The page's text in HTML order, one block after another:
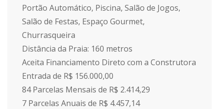
Portão Automático, Piscina, Salão de Jogos,
Salão de Festas, Espaço Gourmet,
Churrasqueira
Distância da Praia: 160 metros
Aceita Financiamento Direto com a Construtora
Entrada de R$ 156.000,00
84 Parcelas Mensais de R$ 2.414,29
7 Parcelas Anuais de R$ 4.457,14